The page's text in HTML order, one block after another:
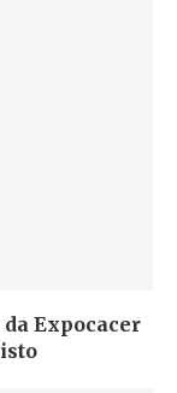
Expocacer